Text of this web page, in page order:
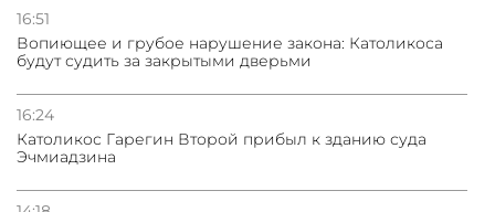
16:51
Вопиющее и грубое нарушение закона: Католикоса
будут судить за закрытыми дверьми
16:24
Католикос Гарегин Второй прибыл к зданию суда
Эчмиадзина